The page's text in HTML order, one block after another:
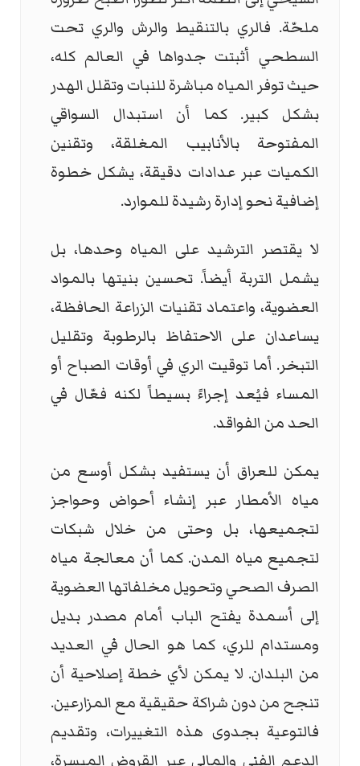
ملحّة. فالري بالتنقيط والرش والري تحت
السطحي أثبتت جدواها في العالم كله،
حيث توفر المياه مباشرة للنبات وتقلل الهدر
بشكل كبير. كما أن استبدال السواقي
المفتوحة بالأنابيب المغلقة، وتقنين
الكميات عبر عدادات دقيقة، يشكل خطوة
إضافية نحو إدارة رشيدة للموارد.
لا يقتصر الترشيد على المياه وحدها، بل
يشمل التربة أيضاً. تحسين بنيتها بالمواد
العضوية، واعتماد تقنيات الزراعة الحافظة،
يساعدان على الاحتفاظ بالرطوبة وتقليل
التبخر. أما توقيت الري في أوقات الصباح أو
المساء فيُعد إجراءً بسيطاً لكنه فعّال في
الحد من الفواقد.
يمكن للعراق أن يستفيد بشكل أوسع من
مياه الأمطار عبر إنشاء أحواض وحواجز
لتجميعها، بل وحتى من خلال شبكات
لتجميع مياه المدن. كما أن معالجة مياه
الصرف الصحي وتحويل مخلفاتها العضوية
إلى أسمدة يفتح الباب أمام مصدر بديل
ومستدام للري، كما هو الحال في العديد
من البلدان. لا يمكن لأي خطة إصلاحية أن
تنجح من دون شراكة حقيقية مع المزارعين.
فالتوعية بجدوى هذه التغييرات، وتقديم
الدعم الفني والمالي عبر القروض الميسرة،